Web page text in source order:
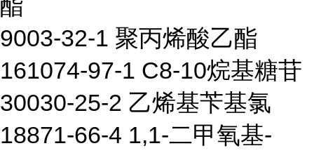
酯
9003-32-1 聚丙烯酸乙酯
161074-97-1 C8-10烷基糖苷
30030-25-2 乙烯基苄基氯
18871-66-4 1,1-二甲氧基-